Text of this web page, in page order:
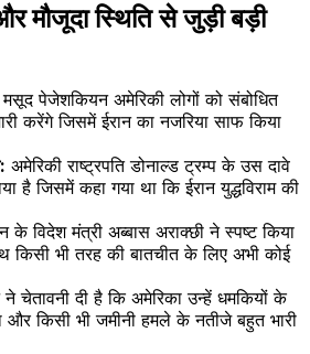
मौजूदा स्थिति से जुड़ी बड़ी
मसूद पेजेशकियन अमेरिकी लोगों को संबोधित
करेंगे जिसमें ईरान का नजरिया साफ किया
अमेरिकी राष्ट्रपति डोनाल्ड ट्रम्प के उस दावे
है जिसमें कहा गया था कि ईरान युद्धविराम की
के विदेश मंत्री अब्बास अराक्छी ने स्पष्ट किया
किसी भी तरह की बातचीत के लिए अभी कोई
ने चेतावनी दी है कि अमेरिका उन्हें धमकियों के
और किसी भी जमीनी हमले के नतीजे बहुत भारी